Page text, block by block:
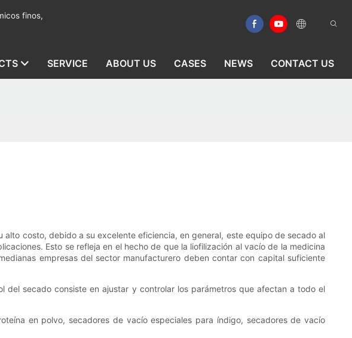
finos,
SERVICE ABOUT US CASES NEWS CONTACT US
costo, debido a su excelente eficiencia, en general, este equipo de secado al
Esto se refleja en el hecho de que la liofilización al vacío de la medicina
empresas del sector manufacturero deben contar con capital suficiente
del secado consiste en ajustar y controlar los parámetros que afectan a todo el
en polvo, secadores de vacío especiales para índigo, secadores de vacío